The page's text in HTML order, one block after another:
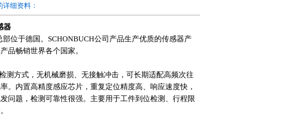
细资料：
器
位于德国。SCHONBUCH公司产品生产优质的传感器产
品畅销世界各个国家。
测方式，无机械磨损、无接触冲击，可长期适配高频次往
。内置高精度感应芯片，重复定位精度高、响应速度快，
问题，检测可靠性很强。主要用于工件到位检测、行程限